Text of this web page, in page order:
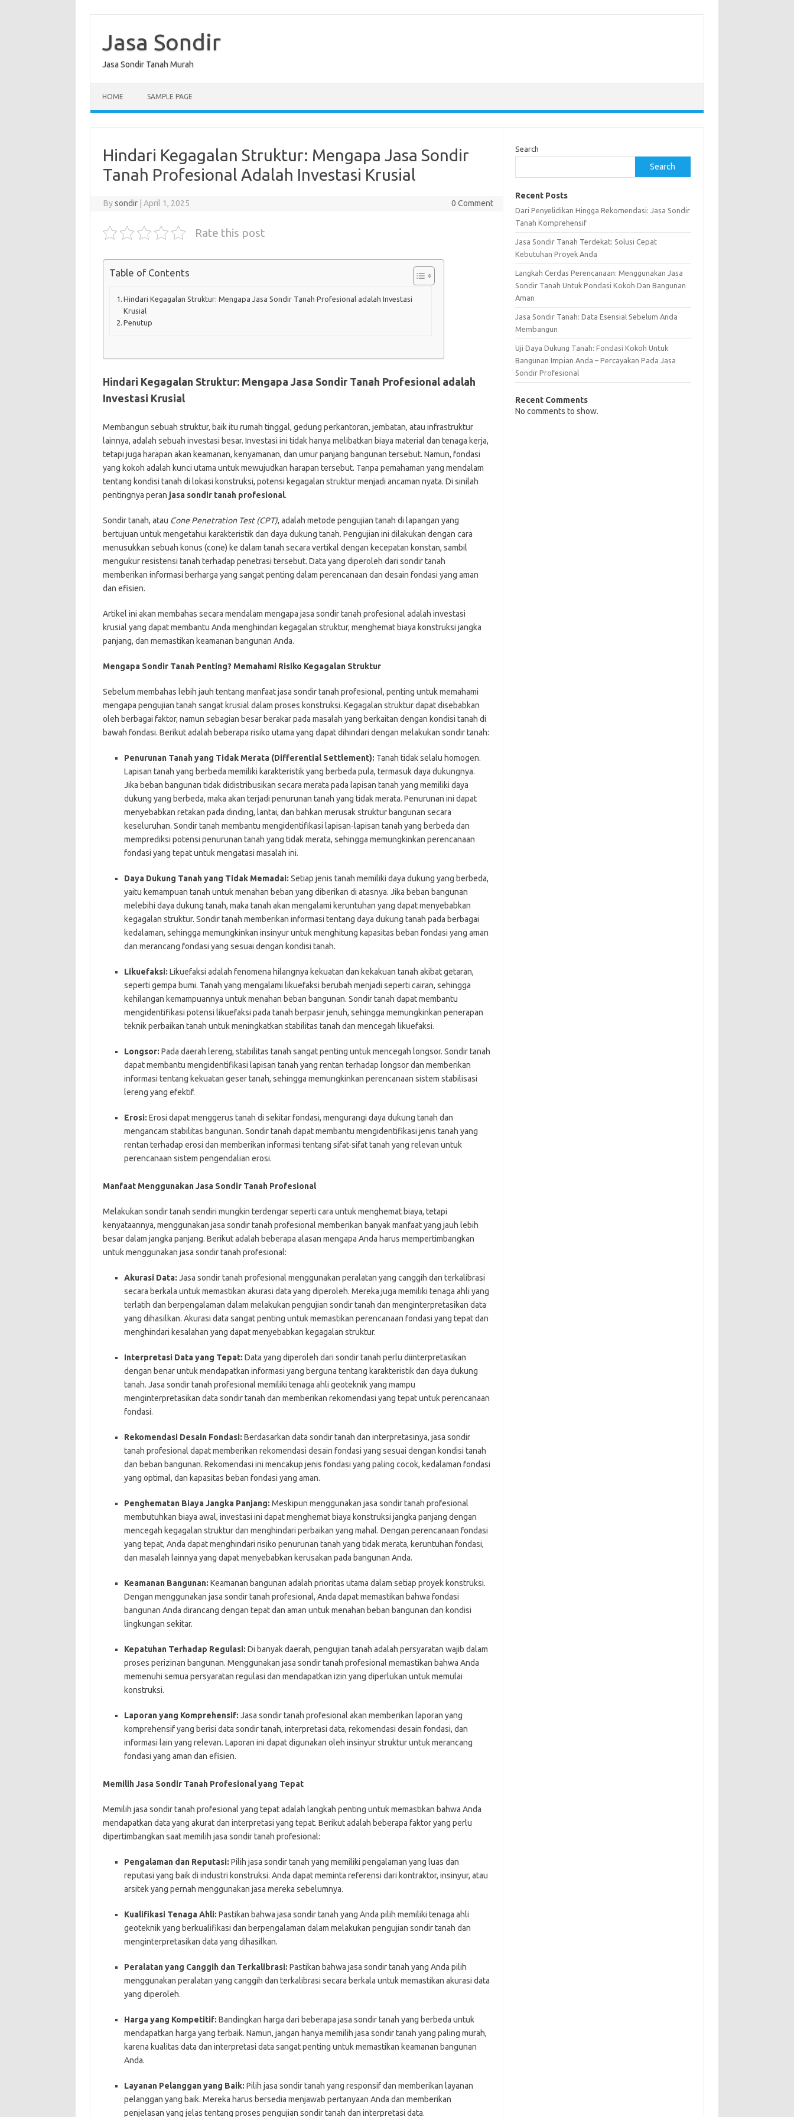
content
Jasa Sondir
Jasa Sondir Tanah Murah
HOME SAMPLE PAGE
Hindari Kegagalan Struktur: Mengapa Jasa Sondir
Tanah Profesional Adalah Investasi Krusial
Bysondir April 1, 2025 0 Comment
Rate this post
Table of Contents
Hindari Kegagalan Struktur: Mengapa Jasa Sondir Tanah Profesional adalah Investasi
Krusial
Penutup
Hindari Kegagalan Struktur: Mengapa Jasa Sondir Tanah Profesional adalah
Investasi Krusial
Membangun sebuah struktur, baik itu rumah tinggal, gedung perkantoran, jembatan, atau infrastruktur
lainnya, adalah sebuah investasi besar. Investasi ini tidak hanya melibatkan biaya material dan tenaga kerja,
tetapi juga harapan akan keamanan, kenyamanan, dan umur panjang bangunan tersebut. Namun, fondasi
yang kokoh adalah kunci utama untuk mewujudkan harapan tersebut. Tanpa pemahaman yang mendalam
tentang kondisi tanah di lokasi konstruksi, potensi kegagalan struktur menjadi ancaman nyata. Di sinilah
pentingnya peran jasa sondir tanah profesional.
Sondir tanah, atau Cone Penetration Test (CPT), adalah metode pengujian tanah di lapangan yang
bertujuan untuk mengetahui karakteristik dan daya dukung tanah. Pengujian ini dilakukan dengan cara
menusukkan sebuah konus (cone) ke dalam tanah secara vertikal dengan kecepatan konstan, sambil
mengukur resistensi tanah terhadap penetrasi tersebut. Data yang diperoleh dari sondir tanah
memberikan informasi berharga yang sangat penting dalam perencanaan dan desain fondasi yang aman
dan efisien.
Artikel ini akan membahas secara mendalam mengapa jasa sondir tanah profesional adalah investasi
krusial yang dapat membantu Anda menghindari kegagalan struktur, menghemat biaya konstruksi jangka
panjang, dan memastikan keamanan bangunan Anda.
Mengapa Sondir Tanah Penting? Memahami Risiko Kegagalan Struktur
Sebelum membahas lebih jauh tentang manfaat jasa sondir tanah profesional, penting untuk memahami
mengapa pengujian tanah sangat krusial dalam proses konstruksi. Kegagalan struktur dapat disebabkan
oleh berbagai faktor, namun sebagian besar berakar pada masalah yang berkaitan dengan kondisi tanah di
bawah fondasi. Berikut adalah beberapa risiko utama yang dapat dihindari dengan melakukan sondir tanah:
Penurunan Tanah yang Tidak Merata (Differential Settlement): Tanah tidak selalu homogen.
Lapisan tanah yang berbeda memiliki karakteristik yang berbeda pula, termasuk daya dukungnya.
Jika beban bangunan tidak didistribusikan secara merata pada lapisan tanah yang memiliki daya
dukung yang berbeda, maka akan terjadi penurunan tanah yang tidak merata. Penurunan ini dapat
menyebabkan retakan pada dinding, lantai, dan bahkan merusak struktur bangunan secara
keseluruhan. Sondir tanah membantu mengidentifikasi lapisan-lapisan tanah yang berbeda dan
memprediksi potensi penurunan tanah yang tidak merata, sehingga memungkinkan perencanaan
fondasi yang tepat untuk mengatasi masalah ini.
Daya Dukung Tanah yang Tidak Memadai: Setiap jenis tanah memiliki daya dukung yang berbeda,
yaitu kemampuan tanah untuk menahan beban yang diberikan di atasnya. Jika beban bangunan
melebihi daya dukung tanah, maka tanah akan mengalami keruntuhan yang dapat menyebabkan
kegagalan struktur. Sondir tanah memberikan informasi tentang daya dukung tanah pada berbagai
kedalaman, sehingga memungkinkan insinyur untuk menghitung kapasitas beban fondasi yang aman
dan merancang fondasi yang sesuai dengan kondisi tanah.
Likuefaksi: Likuefaksi adalah fenomena hilangnya kekuatan dan kekakuan tanah akibat getaran,
seperti gempa bumi. Tanah yang mengalami likuefaksi berubah menjadi seperti cairan, sehingga
kehilangan kemampuannya untuk menahan beban bangunan. Sondir tanah dapat membantu
mengidentifikasi potensi likuefaksi pada tanah berpasir jenuh, sehingga memungkinkan penerapan
teknik perbaikan tanah untuk meningkatkan stabilitas tanah dan mencegah likuefaksi.
Longsor: Pada daerah lereng, stabilitas tanah sangat penting untuk mencegah longsor. Sondir tanah
dapat membantu mengidentifikasi lapisan tanah yang rentan terhadap longsor dan memberikan
informasi tentang kekuatan geser tanah, sehingga memungkinkan perencanaan sistem stabilisasi
lereng yang efektif.
Erosi: Erosi dapat menggerus tanah di sekitar fondasi, mengurangi daya dukung tanah dan
mengancam stabilitas bangunan. Sondir tanah dapat membantu mengidentifikasi jenis tanah yang
rentan terhadap erosi dan memberikan informasi tentang sifat-sifat tanah yang relevan untuk
perencanaan sistem pengendalian erosi.
Manfaat Menggunakan Jasa Sondir Tanah Profesional
Melakukan sondir tanah sendiri mungkin terdengar seperti cara untuk menghemat biaya, tetapi
kenyataannya, menggunakan jasa sondir tanah profesional memberikan banyak manfaat yang jauh lebih
besar dalam jangka panjang. Berikut adalah beberapa alasan mengapa Anda harus mempertimbangkan
untuk menggunakan jasa sondir tanah profesional:
Akurasi Data: Jasa sondir tanah profesional menggunakan peralatan yang canggih dan terkalibrasi
secara berkala untuk memastikan akurasi data yang diperoleh. Mereka juga memiliki tenaga ahli yang
terlatih dan berpengalaman dalam melakukan pengujian sondir tanah dan menginterpretasikan data
yang dihasilkan. Akurasi data sangat penting untuk memastikan perencanaan fondasi yang tepat dan
menghindari kesalahan yang dapat menyebabkan kegagalan struktur.
Interpretasi Data yang Tepat: Data yang diperoleh dari sondir tanah perlu diinterpretasikan
dengan benar untuk mendapatkan informasi yang berguna tentang karakteristik dan daya dukung
tanah. Jasa sondir tanah profesional memiliki tenaga ahli geoteknik yang mampu
menginterpretasikan data sondir tanah dan memberikan rekomendasi yang tepat untuk perencanaan
fondasi.
Rekomendasi Desain Fondasi: Berdasarkan data sondir tanah dan interpretasinya, jasa sondir
tanah profesional dapat memberikan rekomendasi desain fondasi yang sesuai dengan kondisi tanah
dan beban bangunan. Rekomendasi ini mencakup jenis fondasi yang paling cocok, kedalaman fondasi
yang optimal, dan kapasitas beban fondasi yang aman.
Penghematan Biaya Jangka Panjang: Meskipun menggunakan jasa sondir tanah profesional
membutuhkan biaya awal, investasi ini dapat menghemat biaya konstruksi jangka panjang dengan
mencegah kegagalan struktur dan menghindari perbaikan yang mahal. Dengan perencanaan fondasi
yang tepat, Anda dapat menghindari risiko penurunan tanah yang tidak merata, keruntuhan fondasi,
dan masalah lainnya yang dapat menyebabkan kerusakan pada bangunan Anda.
Keamanan Bangunan: Keamanan bangunan adalah prioritas utama dalam setiap proyek konstruksi.
Dengan menggunakan jasa sondir tanah profesional, Anda dapat memastikan bahwa fondasi
bangunan Anda dirancang dengan tepat dan aman untuk menahan beban bangunan dan kondisi
lingkungan sekitar.
Kepatuhan Terhadap Regulasi: Di banyak daerah, pengujian tanah adalah persyaratan wajib dalam
proses perizinan bangunan. Menggunakan jasa sondir tanah profesional memastikan bahwa Anda
memenuhi semua persyaratan regulasi dan mendapatkan izin yang diperlukan untuk memulai
konstruksi.
Laporan yang Komprehensif: Jasa sondir tanah profesional akan memberikan laporan yang
komprehensif yang berisi data sondir tanah, interpretasi data, rekomendasi desain fondasi, dan
informasi lain yang relevan. Laporan ini dapat digunakan oleh insinyur struktur untuk merancang
fondasi yang aman dan efisien.
Memilih Jasa Sondir Tanah Profesional yang Tepat
Memilih jasa sondir tanah profesional yang tepat adalah langkah penting untuk memastikan bahwa Anda
mendapatkan data yang akurat dan interpretasi yang tepat. Berikut adalah beberapa faktor yang perlu
dipertimbangkan saat memilih jasa sondir tanah profesional:
Pengalaman dan Reputasi: Pilih jasa sondir tanah yang memiliki pengalaman yang luas dan
reputasi yang baik di industri konstruksi. Anda dapat meminta referensi dari kontraktor, insinyur, atau
arsitek yang pernah menggunakan jasa mereka sebelumnya.
Kualifikasi Tenaga Ahli: Pastikan bahwa jasa sondir tanah yang Anda pilih memiliki tenaga ahli
geoteknik yang berkualifikasi dan berpengalaman dalam melakukan pengujian sondir tanah dan
menginterpretasikan data yang dihasilkan.
Peralatan yang Canggih dan Terkalibrasi: Pastikan bahwa jasa sondir tanah yang Anda pilih
menggunakan peralatan yang canggih dan terkalibrasi secara berkala untuk memastikan akurasi data
yang diperoleh.
Harga yang Kompetitif: Bandingkan harga dari beberapa jasa sondir tanah yang berbeda untuk
mendapatkan harga yang terbaik. Namun, jangan hanya memilih jasa sondir tanah yang paling murah,
karena kualitas data dan interpretasi data sangat penting untuk memastikan keamanan bangunan
Anda.
Layanan Pelanggan yang Baik: Pilih jasa sondir tanah yang responsif dan memberikan layanan
pelanggan yang baik. Mereka harus bersedia menjawab pertanyaan Anda dan memberikan
penjelasan yang jelas tentang proses pengujian sondir tanah dan interpretasi data.
Search
Search
Recent Posts
Dari Penyelidikan Hingga Rekomendasi: Jasa Sondir
Tanah Komprehensif
Jasa Sondir Tanah Terdekat: Solusi Cepat
Kebutuhan Proyek Anda
Langkah Cerdas Perencanaan: Menggunakan Jasa
Sondir Tanah Untuk Pondasi Kokoh Dan Bangunan
Aman
Jasa Sondir Tanah: Data Esensial Sebelum Anda
Membangun
Uji Daya Dukung Tanah: Fondasi Kokoh Untuk
Bangunan Impian Anda – Percayakan Pada Jasa
Sondir Profesional
Recent Comments
No comments to show.